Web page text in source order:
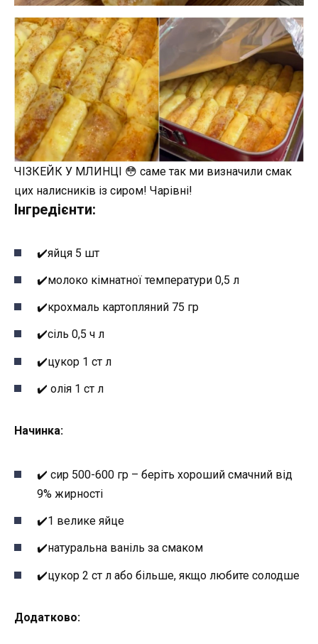
ЧІЗКЕЙК У МЛИНЦІ 😳 саме так ми визначили смак
цих налисників із сиром! Чарівні!
Інгредієнти:
✔️яйця 5 шт
✔️молоко кімнатної температури 0,5 л
✔️крохмаль картопляний 75 гр
✔️сіль 0,5 ч л
✔️цукор 1 ст л
✔️ олія 1 ст л
Начинка:
✔️ сир 500-600 гр – беріть хороший смачний від
9% жирності
✔️1 велике яйце
✔️натуральна ваніль за смаком
✔️цукор 2 ст л або більше, якщо любите солодше
Додатково: